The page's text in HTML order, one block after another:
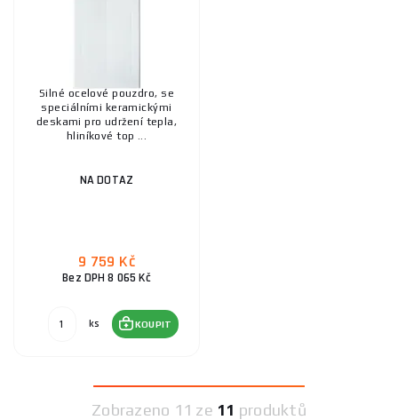
Silné ocelové pouzdro, se
speciálními keramickými
deskami pro udržení tepla,
hliníkové top ...
NA DOTAZ
9 759 Kč
Bez DPH 8 065 Kč
ks KOUPIT
Zobrazeno 11 ze 11 produktů